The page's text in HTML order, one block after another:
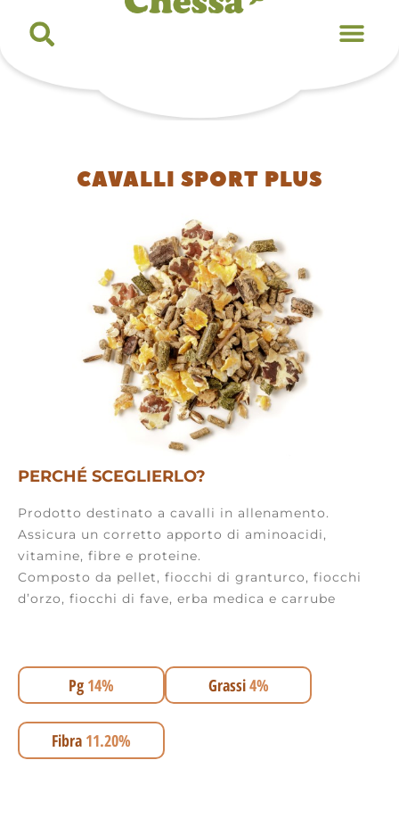
CAVALLI SPORT PLUS
PERCHÉ SCEGLIERLO?
Prodotto destinato a cavalli in allenamento.
Assicura un corretto apporto di aminoacidi,
vitamine, fibre e proteine.
Composto da pellet, fiocchi di granturco, fiocchi
d’orzo, fiocchi di fave, erba medica e carrube
Pg 14% Grassi4%
Fibra 11.20%